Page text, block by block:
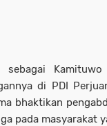
sebagai
di PDI
bhaktikan
pada masyarakat